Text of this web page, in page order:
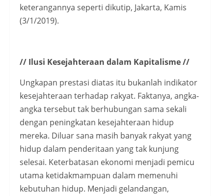
keterangannya seperti dikutip, Jakarta, Kamis
(3/1/2019).
// Ilusi Kesejahteraan dalam Kapitalisme //
Ungkapan prestasi diatas itu bukanlah indikator
kesejahteraan terhadap rakyat. Faktanya, angka-
angka tersebut tak berhubungan sama sekali
dengan peningkatan kesejahteraan hidup
mereka. Diluar sana masih banyak rakyat yang
hidup dalam penderitaan yang tak kunjung
selesai. Keterbatasan ekonomi menjadi pemicu
utama ketidakmampuan dalam memenuhi
kebutuhan hidup. Menjadi gelandangan,